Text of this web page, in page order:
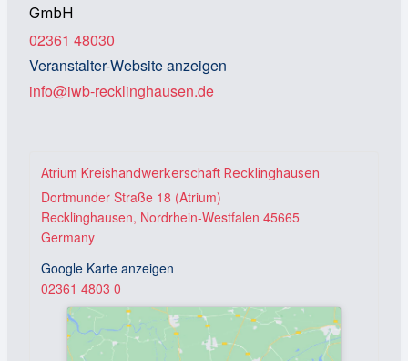
GmbH
02361 48030
Veranstalter-Website anzeigen
info@iwb-recklinghausen.de
Atrium Kreishandwerkerschaft Recklinghausen
Dortmunder Straße 18 (Atrium)
Recklinghausen, Nordrhein-Westfalen 45665
Germany
Google Karte anzeigen
02361 4803 0